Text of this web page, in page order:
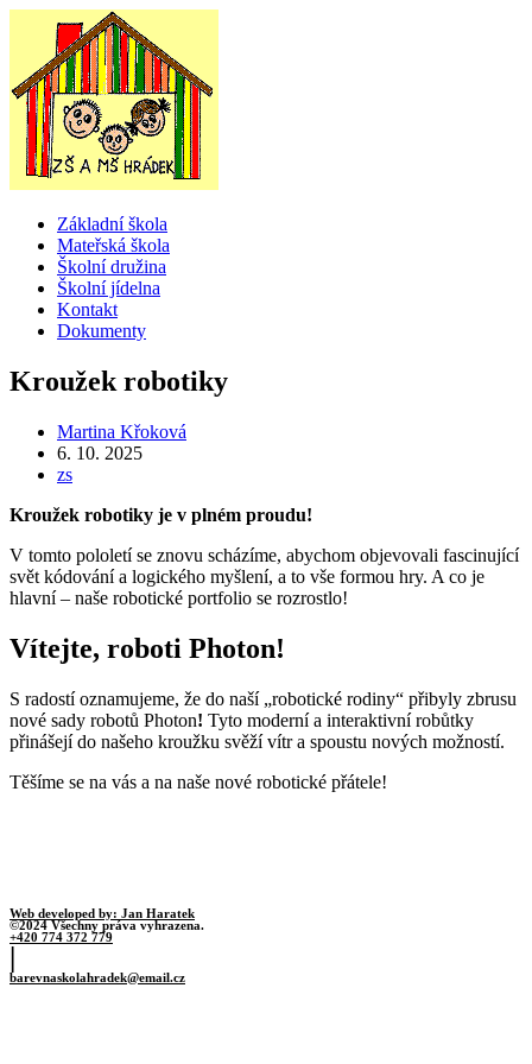
obsahu
Menu
Základní škola
Mateřská škola
Školní družina
Školní jídelna
Kontakt
Dokumenty
Kroužek robotiky
Autor
příspěvku
Martina Křoková
Příspěvek
byl
6. 10. 2025
Rubriky
zs
Kroužek robotiky je v plném proudu!
V tomto pololetí se znovu scházíme, abychom objevovali fascinující
svět kódování a logického myšlení, a to vše formou hry. A co je
hlavní – naše robotické portfolio se rozrostlo!
Vítejte, roboti Photon!
S radostí oznamujeme, že do naší „robotické rodiny“ přibyly zbrusu
nové sady robotů Photon! Tyto moderní a interaktivní robůtky
přinášejí do našeho kroužku svěží vítr a spoustu nových možností.
Těšíme se na vás a na naše nové robotické přátele!
Web developed by: Jan Haratek
©2024 Všechny práva vyhrazena.
+420 774 372 779
|
barevnaskolahradek@email.cz